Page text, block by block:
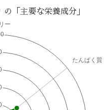
の「主要な栄養成分」